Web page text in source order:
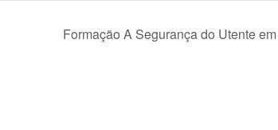
Formação A Segurança do Utente